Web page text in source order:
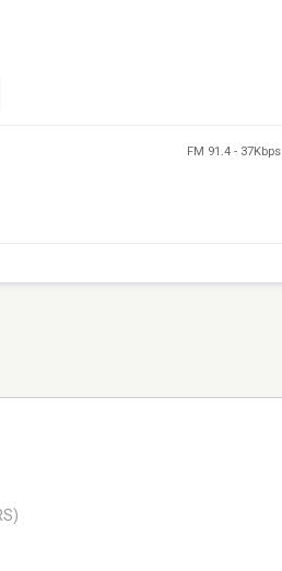
FM 91.4 - 37Kbps